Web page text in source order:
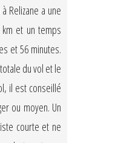
Relizane a une
et un temps
et 56 minutes.
du vol et le
il est conseillé
ou moyen. Un
courte et ne